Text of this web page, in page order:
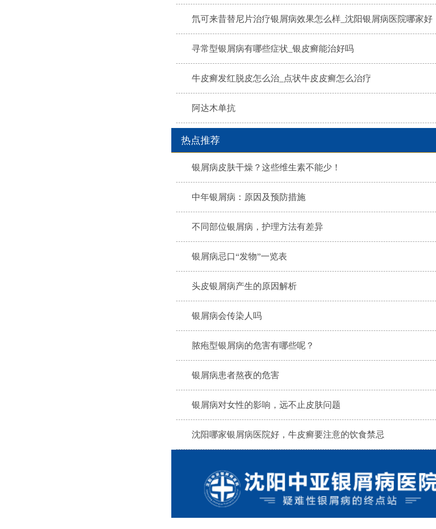
氘可来昔替尼片治疗银屑病效果怎么样_沈阳银屑病医院哪家好
寻常型银屑病有哪些症状_银皮癣能治好吗
牛皮癣发红脱皮怎么治_点状牛皮皮癣怎么治疗
阿达木单抗
热点推荐
银屑病皮肤干燥？这些维生素不能少！
中年银屑病：原因及预防措施
不同部位银屑病，护理方法有差异
银屑病忌口“发物”一览表
头皮银屑病产生的原因解析
银屑病会传染人吗
脓疱型银屑病的危害有哪些呢？
银屑病患者熬夜的危害
银屑病对女性的影响，远不止皮肤问题
沈阳哪家银屑病医院好，牛皮癣要注意的饮食禁忌